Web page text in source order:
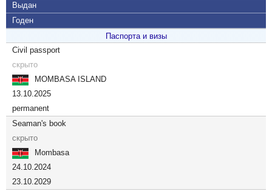
Выдан
Годен
Паспорта и визы
Civil passport
скрыто
MOMBASA ISLAND
13.10.2025
permanent
Seaman's book
скрыто
Mombasa
24.10.2024
23.10.2029